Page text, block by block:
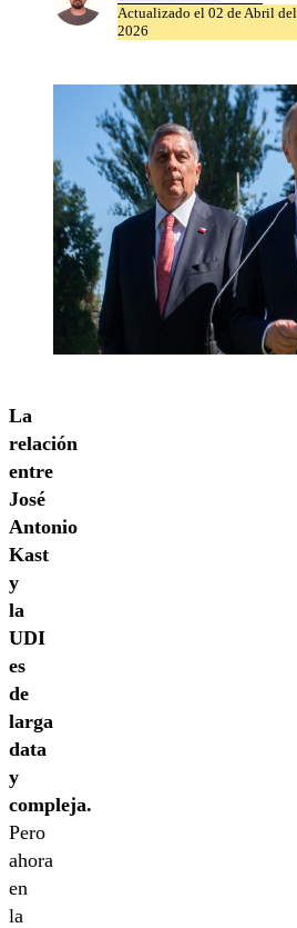
Actualizado el 02 de Abril del
2026
La
relación
entre
José
Antonio
Kast
y
la
UDI
es
de
larga
data
y
compleja.
Pero
ahora
en
la